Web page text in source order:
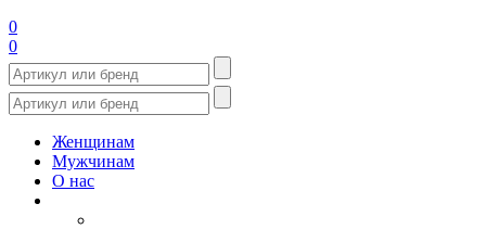
0
0
Женщинам
Мужчинам
О нас